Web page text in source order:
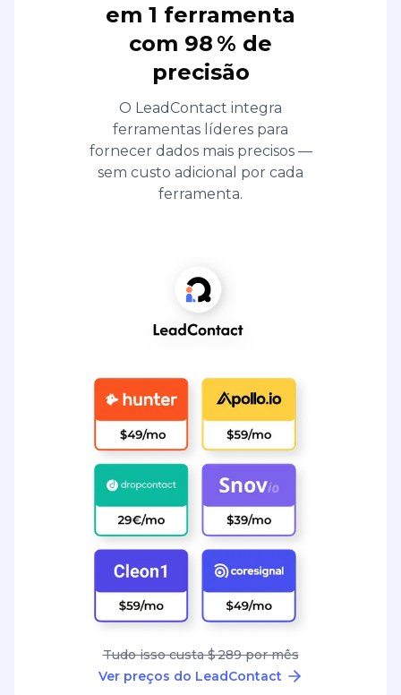
em 1 ferramenta
com 98 % de
precisão
O LeadContact integra
ferramentas líderes para
fornecer dados mais precisos —
sem custo adicional por cada
ferramenta.
Tudo isso custa $ 289 por mês
Ver preços do LeadContact